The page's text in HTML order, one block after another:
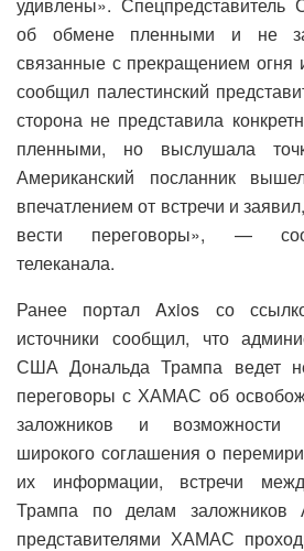
об обмене пленными и не
связанные с прекращением огня
сообщил палестинский
сторона не представила
пленными, но выслушала
Американский посланник
впечатлением от встречи и
вести переговоры», —
телеканала.
Ранее портал Axios со
источники сообщил, что
США Дональда Трампа ведет
переговоры с ХАМАС об
заложников и возможности
широкого соглашения о
их информации, встречи
Трампа по делам
представителями ХАМАС